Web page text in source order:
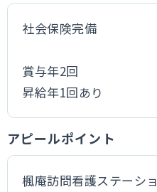
社会保険完備
賞与年2回
昇給年1回あり
アピールポイント
楓庵訪問看護ステーシ